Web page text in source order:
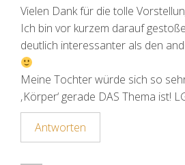
Vielen Dank für die tolle
Ich bin vor kurzem darauf
deutlich interessanter als den
Meine Tochter würde sich so
‚Körper‘ gerade DAS Thema ist!
Antworten